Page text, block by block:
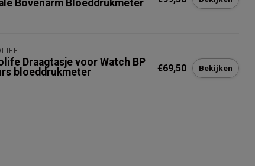
Bovenarm Bloeddrukmeter
Draagtasje voor Watch BP
bloeddrukmeter
€69,50 Bekijken